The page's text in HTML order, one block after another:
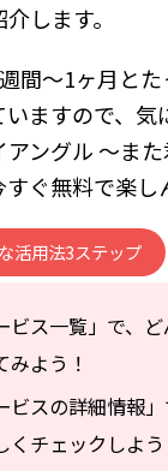
します。
間～1ヶ月と
ますので、気
ングル ～ま
ぐ無料で楽し
活用法3ステップ
ビス一覧」で、
みよう！
ビスの詳細情報
くチェックしよう